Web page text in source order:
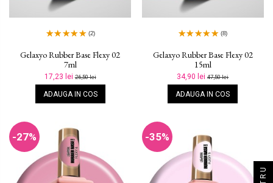
(2)
Gelaxyo Rubber Base Flexy 02
7ml
17,23 lei26,50 lei
ADAUGA IN COS
(8)
Gelaxyo Rubber Base Flexy 02
15ml
34,90 lei47,50 lei
ADAUGA IN COS
-27% -35%